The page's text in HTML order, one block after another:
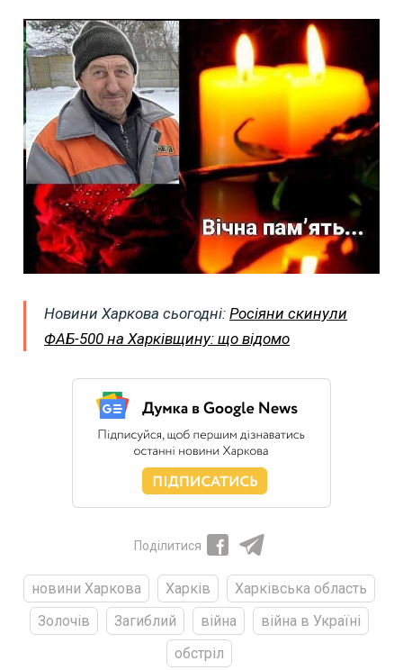
Новини Харкова сьогодні: Росіяни скинули
ФАБ-500 на Харківщину: що відомо
Поділитися
новини Харкова Харків
Харківська область
Золочів
Загиблий війна
війна в Україні
обстріл